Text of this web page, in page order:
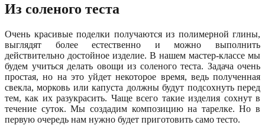
Из соленого теста
Очень красивые поделки получаются из полимерной глины,
выглядят более естественно и можно выполнить
действительно достойное изделие. В нашем мастер-классе мы
будем учиться делать овощи из соленого теста. Задача очень
простая, но на это уйдет некоторое время, ведь полученная
свекла, морковь или капуста должны будут подсохнуть перед
тем, как их разукрасить. Чаще всего такие изделия сохнут в
течение суток. Мы создадим композицию на тарелке. Но в
первую очередь нам нужно будет приготовить само тесто.